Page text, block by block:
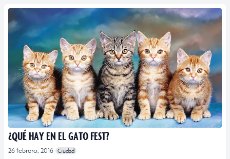
¿QUÉ HAY EN EL GATO FEST?
26 febrero, 2016 Ciudad